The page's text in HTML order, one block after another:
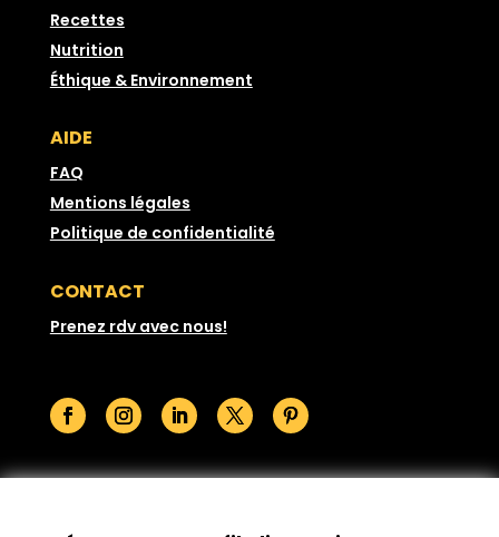
Recettes
Nutrition
Éthique & Environnement
AIDE
FAQ
Mentions légales
Politique de confidentialité
CONTACT
Prenez rdv avec nous!